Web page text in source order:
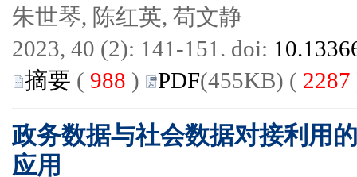
朱世琴, 陈红英, 苟文静
2023, 40 (2): 141-151. doi:
摘要 ( 988 ) PDF(455KB) ( 2287
政务数据与社会数据对接利用
应用